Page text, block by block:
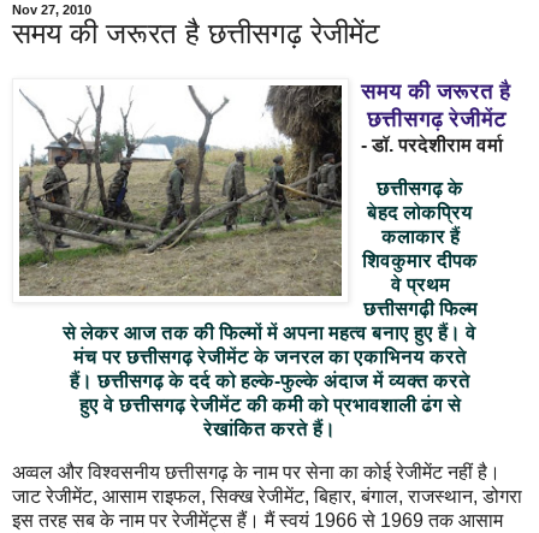
Nov 27, 2010
समय की जरूरत है छत्तीसगढ़ रेजीमेंट
समय की जरूरत है
छत्तीसगढ़ रेजीमेंट
-डॉ.परदेशीराम वर्मा
छत्तीसगढ़ के
बेहद लोकप्रिय
कलाकार हैं
शिवकुमार दीपक
वे प्रथम
छत्तीसगढ़ी फिल्म
से लेकर आज तक की फिल्मों में अपना महत्व बनाए हुए हैं। वे
मंच पर छत्तीसगढ़ रेजीमेंट के जनरल का एकाभिनय करते
हैं। छत्तीसगढ़ के दर्द को हल्के-फुल्के अंदाज में व्यक्त करते
हुए वे छत्तीसगढ़ रेजीमेंट की कमी को प्रभावशाली ढंग से
रेखांकित करते हैं।
अव्वल और विश्वसनीय छत्तीसगढ़ के नाम पर सेना का कोई रेजीमेंट नहीं है।
जाट रेजीमेंट, आसाम राइफल, सिक्ख रेजीमेंट, बिहार, बंगाल, राजस्थान, डोगरा
इस तरह सब के नाम पर रेजीमेंट्स हैं। मैं स्वयं 1966 से 1969 तक आसाम